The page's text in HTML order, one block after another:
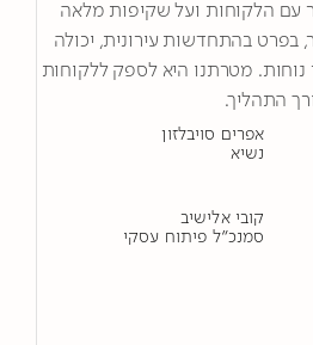
עם הלקוחות ועל שקיפות מלאה
בפרט בהתחדשות עירונית, יכולה
נוחות. מטרתנו היא לספק ללקוחות
התהליך.
אפרים סויבלזון
נשיא
קובי אלישיב
סמנכ״ל פיתוח עסקי